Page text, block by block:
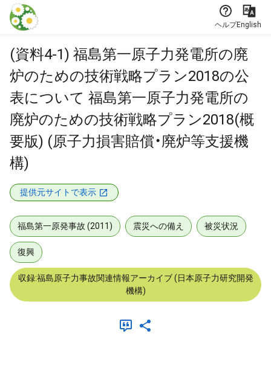
本文に飛ぶ
ヘルプEnglish
(資料4-1) 福島第一原子力発電所の廃
炉のための技術戦略プラン2018の公
表について 福島第一原子力発電所の
廃炉のための技術戦略プラン2018(概
要版) (原子力損害賠償・廃炉等支援機
構)
提供元サイトで表示
福島第一原発事故 (2011) 震災への備え 被災状況
復興
収録:福島原子力事故関連情報アーカイブ (日本原子力研究開発
機構)